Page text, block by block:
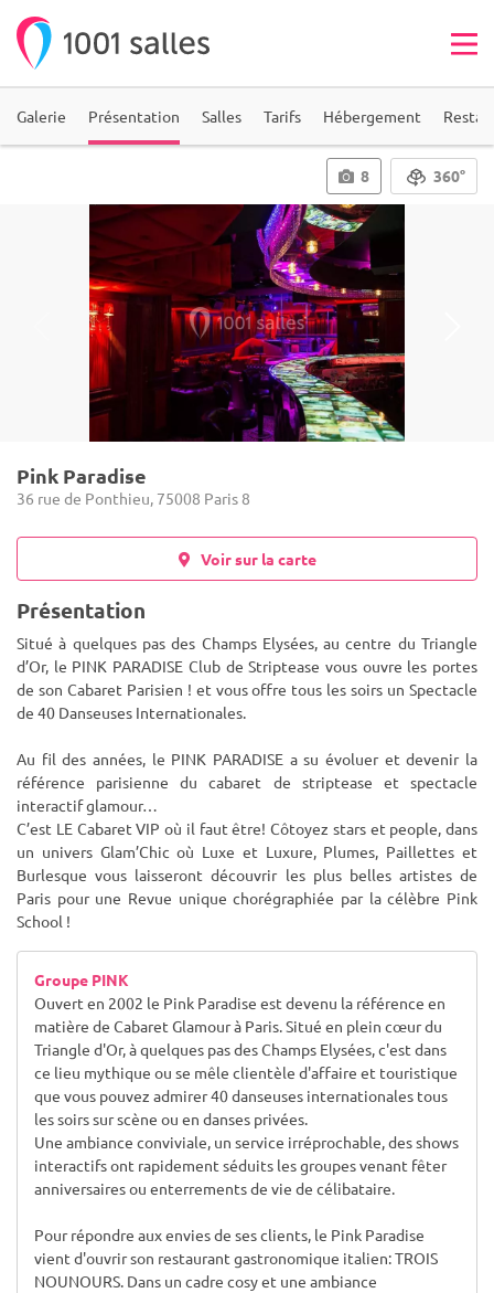
Galerie Présentation Salles Tarifs Hébergement
8 360°
Pink Paradise
36 rue de Ponthieu, 75008 Paris 8
Voir sur la carte
Présentation
Situé à quelques pas des Champs Elysées, au centre du Triangle
d’Or, le PINK PARADISE Club de Striptease vous ouvre les portes
de son Cabaret Parisien ! et vous offre tous les soirs un Spectacle
de 40 Danseuses Internationales.
Au fil des années, le PINK PARADISE a su évoluer et devenir la
référence parisienne du cabaret de striptease et spectacle
interactif glamour…
C’est LE Cabaret VIP où il faut être! Côtoyez stars et people, dans
un univers Glam’Chic où Luxe et Luxure, Plumes, Paillettes et
Burlesque vous laisseront découvrir les plus belles artistes de
Paris pour une Revue unique chorégraphiée par la célèbre Pink
School !
Groupe PINK
Ouvert en 2002 le Pink Paradise est devenu la référence en
matière de Cabaret Glamour à Paris. Situé en plein cœur du
Triangle d'Or, à quelques pas des Champs Elysées, c'est dans
ce lieu mythique ou se mêle clientèle d'affaire et touristique
que vous pouvez admirer 40 danseuses internationales tous
les soirs sur scène ou en danses privées.
Une ambiance conviviale, un service irréprochable, des shows
interactifs ont rapidement séduits les groupes venant fêter
anniversaires ou enterrements de vie de célibataire.
Pour répondre aux envies de ses clients, le Pink Paradise
vient d'ouvrir son restaurant gastronomique italien: TROIS
NOUNOURS. Dans un cadre cosy et une ambiance